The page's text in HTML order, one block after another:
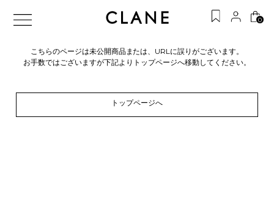
0
こちらのページは未公開商品または、URLに誤りがございます。
お手数ではございますが下記よりトップページへ移動してください。
トップページへ